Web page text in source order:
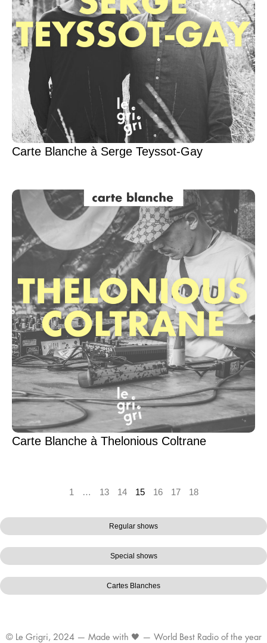
Regular shows
Special shows
Cartes Blanches
Carte Blanche à Serge Teyssot-Gay
Carte Blanche à Thelonious Coltrane
1 … 13 14 15 16 17 18
© Le Grigri, 2024 — Made with 🖤 — World Best Radio of the year